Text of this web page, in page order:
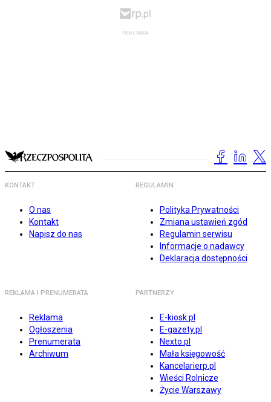
KONTAKT
O nas
Kontakt
Napisz do nas
REGULAMIN
Polityka Prywatności
Zmiana ustawień zgód
Regulamin serwisu
Informacje o nadawcy
Deklaracja dostępności
REKLAMA I PRENUMERATA
Reklama
Ogłoszenia
Prenumerata
Archiwum
PARTNERZY
E-kiosk.pl
E-gazety.pl
Nexto.pl
Mała księgowość
Kancelarierp.pl
Wieści Rolnicze
Życie Warszawy